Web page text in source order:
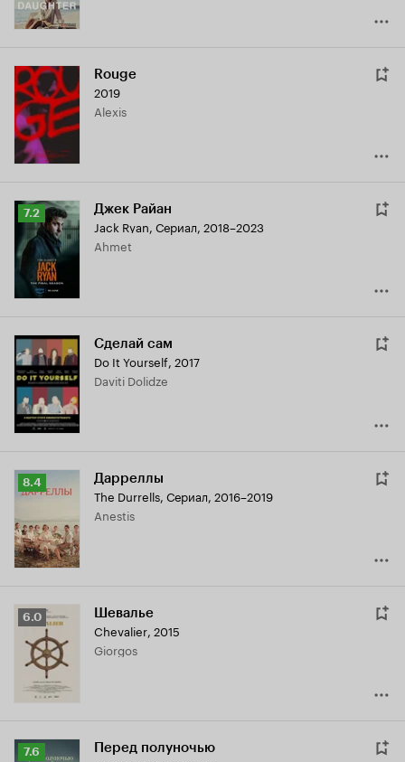
Rouge
2019
Alexis
Рейтинг
Кинопоиска
7.2
7.2 Джек Райан
Jack Ryan, Сериал, 2018–2023
Ahmet
Сделай сам
Do It Yourself, 2017
Daviti Dolidze
Рейтинг
Кинопоиска
8.4
8.4 Дарреллы
The Durrells, Сериал, 2016–2019
Anestis
Рейтинг
Кинопоиска
6.0
6.0 Шевалье
Chevalier, 2015
Giorgos
Рейтинг
7.6 Перед полуночью